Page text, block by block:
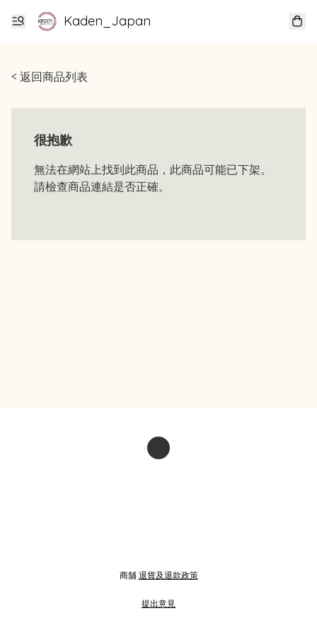
Kaden_Japan
< 返回商品列表
很抱歉
無法在網站上找到此商品，此商品可能已下架。
請檢查商品連結是否正確。
商舖 退貨及退款政策
提出意見